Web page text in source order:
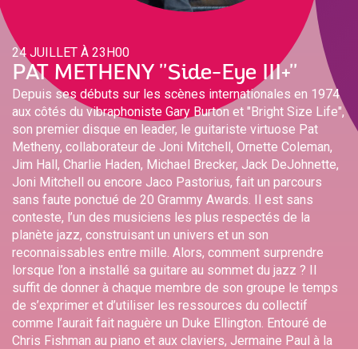
24 JUILLET À 23H00
PAT METHENY ''Side-Eye III+''
Depuis ses débuts sur les scènes internationales en 1974
aux côtés du vibraphoniste Gary Burton et "Bright Size Life",
son premier disque en leader, le guitariste virtuose Pat
Metheny, collaborateur de Joni Mitchell, Ornette Coleman,
Jim Hall, Charlie Haden, Michael Brecker, Jack DeJohnette,
Joni Mitchell ou encore Jaco Pastorius, fait un parcours
sans faute ponctué de 20 Grammy Awards. Il est sans
conteste, l’un des musiciens les plus respectés de la
planète jazz, construisant un univers et un son
reconnaissables entre mille. Alors, comment surprendre
lorsque l’on a installé sa guitare au sommet du jazz ? Il
suffit de donner à chaque membre de son groupe le temps
de s’exprimer et d’utiliser les ressources du collectif
comme l’aurait fait naguère un Duke Ellington. Entouré de
Chris Fishman au piano et aux claviers, Jermaine Paul à la